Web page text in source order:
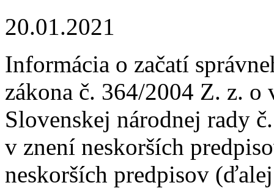
20.01.2021
Informácia o začatí
zákona č. 364/2004 Z. z. o
Slovenskej národnej rady
v znení neskorších
neskorších predpisov